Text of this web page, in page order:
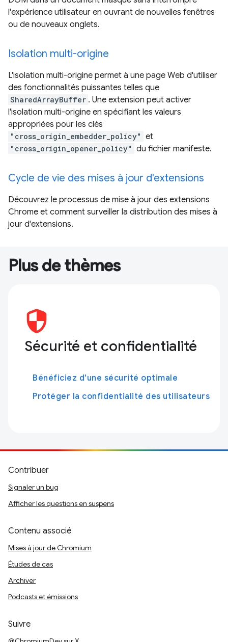
l'expérience utilisateur en ouvrant de nouvelles fenêtres
ou de nouveaux onglets.
Isolation multi-origine
L'isolation multi-origine permet à une page Web d'utiliser
des fonctionnalités puissantes telles que
SharedArrayBuffer . Une extension peut activer
l'isolation multi-origine en spécifiant les valeurs
appropriées pour les clés
"cross_origin_embedder_policy" et
"cross_origin_opener_policy" du fichier manifeste.
Cycle de vie des mises à jour d'extensions
Découvrez le processus de mise à jour des extensions
Chrome et comment surveiller la distribution des mises à
jour d'extensions.
Plus de thèmes
Sécurité et confidentialité
Bénéficiez d'une sécurité optimale
Protéger la confidentialité des utilisateurs
Contribuer
Signaler un bug
Afficher les questions en suspens
Contenu associé
Mises à jour de Chromium
Études de cas
Archiver
Podcasts et émissions
Suivre